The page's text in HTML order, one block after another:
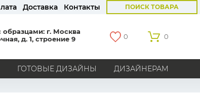
Доставка Контакты ПОИСК ТОВАРА
г. Москва
д. 1, строение 9
0 0
ГОТОВЫЕ ДИЗАЙНЫ ДИЗАЙНЕРАМ